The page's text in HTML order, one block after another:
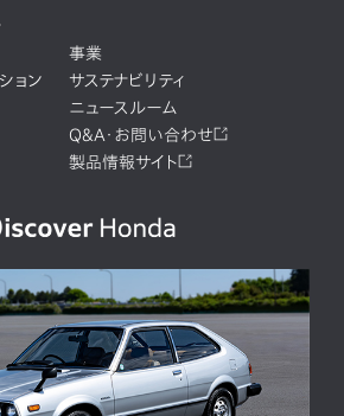
事業
ョン
サステナビリティ
ニュースルーム
Q&A・お問い合わせ
製品情報サイト